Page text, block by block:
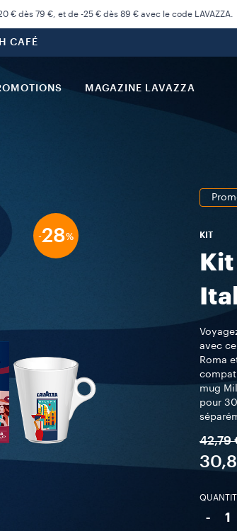
€ dès 79 €, et de -25 € dès 89 € avec le code LAVAZZA.
CAFÉ
MAGAZINE LAVAZZA
-28% KIT
avec
Roma
mug
pour
42,79
- 1